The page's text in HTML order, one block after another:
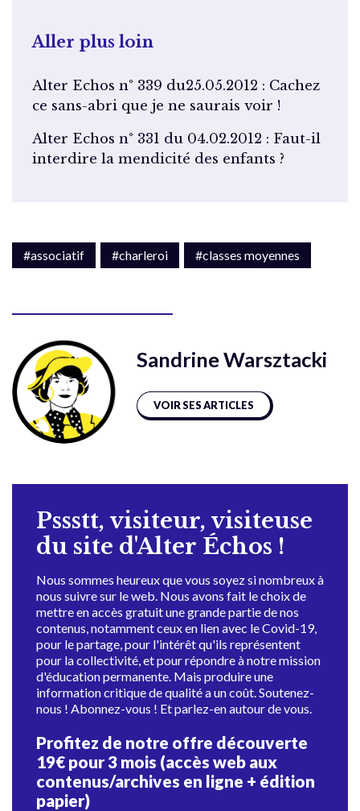
Aller plus loin
Alter Echos n° 339 du25.05.2012 : Cachez
ce sans-abri que je ne saurais voir !
Alter Echos n° 331 du 04.02.2012 : Faut-il
interdire la mendicité des enfants ?
#associatif #charleroi #classes moyennes
Sandrine Warsztacki
VOIR SES ARTICLES
Pssstt, visiteur, visiteuse
du site d'Alter Échos !
Nous sommes heureux que vous soyez si nombreux à
nous suivre sur le web. Nous avons fait le choix de
mettre en accès gratuit une grande partie de nos
contenus, notamment ceux en lien avec le Covid-19,
pour le partage, pour l'intérêt qu'ils représentent
pour la collectivité, et pour répondre à notre mission
d'éducation permanente. Mais produire une
information critique de qualité a un coût. Soutenez-
nous ! Abonnez-vous ! Et parlez-en autour de vous.
Profitez de notre offre découverte
19€ pour 3 mois (accès web aux
contenus/archives en ligne + édition
papier)